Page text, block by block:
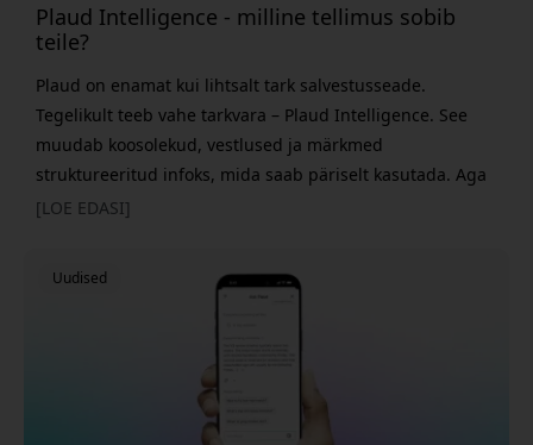
Plaud Intelligence - milline tellimus sobib
teile?
Plaud on enamat kui lihtsalt tark salvestusseade.
Tegelikult teeb vahe tarkvara – Plaud Intelligence. See
muudab koosolekud, vestlused ja märkmed
struktureeritud infoks, mida saab päriselt kasutada. Aga
millise tellimuse peaksid valima? Selgitame lahti Free, Pro
mis teeb alustamise lihtsaks. See annab sulle 300 minutit
[LOE EDASI]
Uudised